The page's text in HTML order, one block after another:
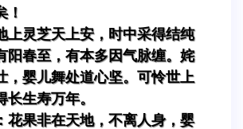
！
上灵芝天上安，时中采得结纯
阳春至，有本多因气脉缠。姹
，婴儿舞处道心坚。可怜世上
生寿万年。
花果非在天地，不离人身，婴